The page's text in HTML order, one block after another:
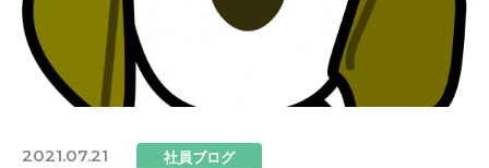
2021.07.21 社員ブログ